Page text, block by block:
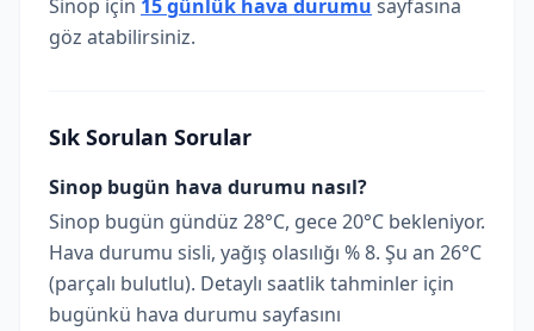
Sinop için 15 günlük hava durumu sayfasına
göz atabilirsiniz.
Sık Sorulan Sorular
Sinop bugün hava durumu nasıl?
Sinop bugün gündüz 28°C, gece 20°C bekleniyor.
Hava durumu sisli, yağış olasılığı % 8. Şu an 26°C
(parçalı bulutlu). Detaylı saatlik tahminler için
bugünkü hava durumu sayfasını